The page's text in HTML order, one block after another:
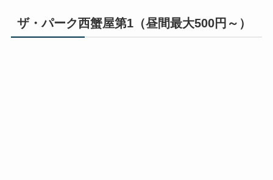
ザ・パーク西蟹屋第1（昼間最大500円～）